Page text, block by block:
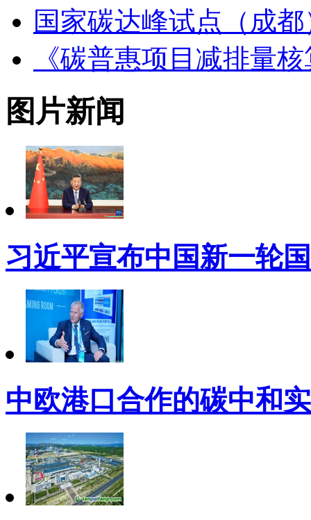
国家碳达峰试点（成
《碳普惠项目减排量
图片新闻
习近平宣布中国新一轮
中欧港口合作的碳中和